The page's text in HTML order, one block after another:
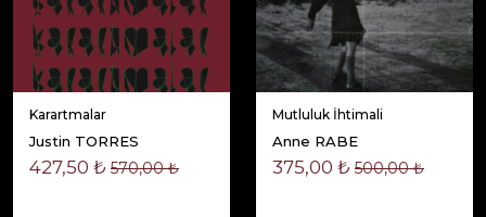
Karartmalar
Justin TORRES
427,50 ₺ 570,00 ₺
Mutluluk İhtimali
Anne RABE
375,00 ₺ 500,00 ₺